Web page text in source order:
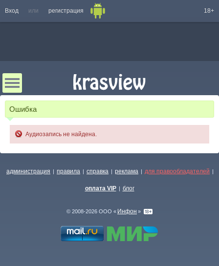
Вход или регистрация 18+
Ошибка
Аудиозапись не найдена.
администрация | правила | справка | реклама | для правообладателей |
оплата VIP | блог
© 2008-2026 ООО « Инфон »